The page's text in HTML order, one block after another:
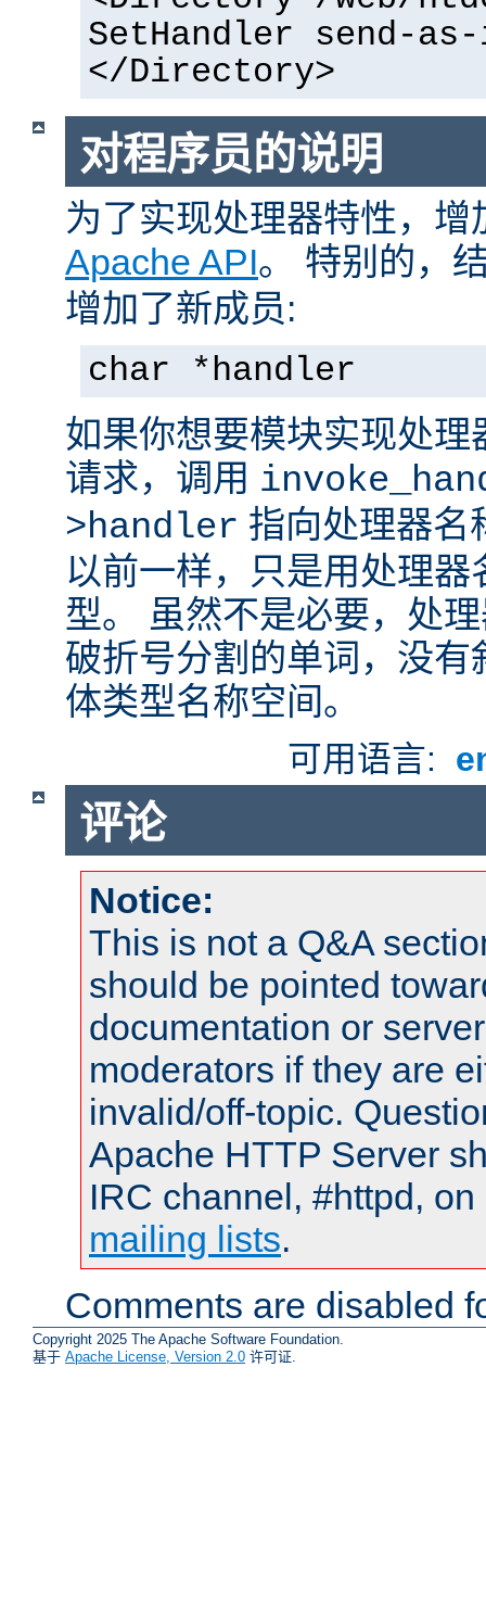
SetHandler send-
</Directory>
对程序员的说明
为了实现处理器特性，增
Apache API。 特别的，
增加了新成员:
char *handler
如果你想要模块实现处
请求，调用
>handler 指向处理器名
以前一样，只是用处理
型。 虽然不是必要，处
破折号分割的单词，没
体类型名称空间。
可用语言:
评论
Notice:
This is not a Q&A
should be pointed
documentation or
moderators if they are
invalid/off-topic.
Apache HTTP Server
IRC channel, #httpd,
mailing lists.
Comments are disabled
Copyright 2025 The Apache Software Foundation.
基于 Apache License, Version 2.0 许可证.